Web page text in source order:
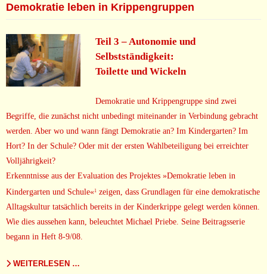
Demokratie leben in Krippengruppen
Teil 3 – Autonomie und
Selbstständigkeit:
Toilette und Wickeln
Demokratie und Krippengruppe sind zwei
Begriffe, die zunächst nicht unbedingt miteinander in Verbindung gebracht
werden. Aber wo und wann fängt Demokratie an? Im Kindergarten? Im
Hort? In der Schule? Oder mit der ersten Wahlbeteiligung bei erreichter
Volljährigkeit?
Erkenntnisse aus der Evaluation des Projektes »Demokratie leben in
Kindergarten und Schule«1 zeigen, dass Grundlagen für eine demokratische
Alltagskultur tatsächlich bereits in der Kinderkrippe gelegt werden können.
Wie dies aussehen kann, beleuchtet Michael Priebe. Seine Beitragsserie
begann in Heft 8-9/08.
WEITERLESEN …